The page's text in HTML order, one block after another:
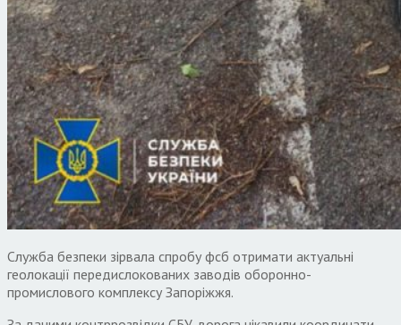
Служба безпеки зірвала спробу фсб отримати актуальні
геолокації передислокованих заводів оборонно-
промислового комплексу Запоріжжя.